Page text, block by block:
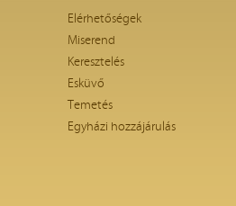
Elérhetőségek
Miserend
Keresztelés
Esküvő
Temetés
Egyházi hozzájárulás